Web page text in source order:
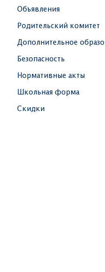
Объявления
Родительский комитет
Дополнительное
Безопасность
Нормативные акты
Школьная форма
Скидки